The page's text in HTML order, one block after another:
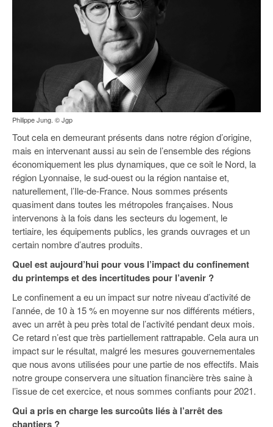
Philippe Jung. © Jgp
Tout cela en demeurant présents dans notre région d’origine,
mais en intervenant aussi au sein de l’ensemble des régions
économiquement les plus dynamiques, que ce soit le Nord, la
région Lyonnaise, le sud-ouest ou la région nantaise et,
naturellement, l’Ile-de-France. Nous sommes présents
quasiment dans toutes les métropoles françaises. Nous
intervenons à la fois dans les secteurs du logement, le
tertiaire, les équipements publics, les grands ouvrages et un
certain nombre d’autres produits.
Quel est aujourd’hui pour vous l’impact du confinement
du printemps et des incertitudes pour l’avenir ?
Le confinement a eu un impact sur notre niveau d’activité de
l’année, de 10 à 15 % en moyenne sur nos différents métiers,
avec un arrêt à peu près total de l’activité pendant deux mois.
Ce retard n’est que très partiellement rattrapable. Cela aura un
impact sur le résultat, malgré les mesures gouvernementales
que nous avons utilisées pour une partie de nos effectifs. Mais
notre groupe conservera une situation financière très saine à
l’issue de cet exercice, et nous sommes confiants pour 2021.
Qui a pris en charge les surcoûts liés à l’arrêt des
chantiers ?